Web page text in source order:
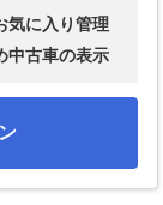
気に入り管理
中古車の表示